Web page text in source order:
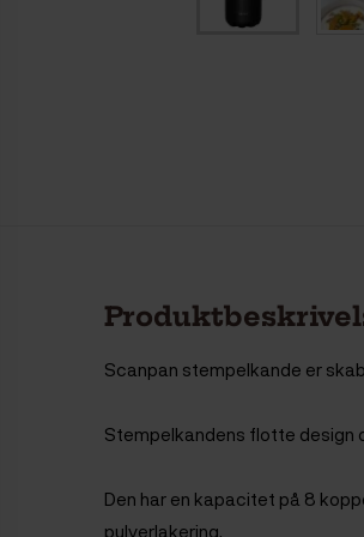
Scanpan stempelkande er
Stempelkandens flotte design
Den har en kapacitet på 8
pulverlakering.